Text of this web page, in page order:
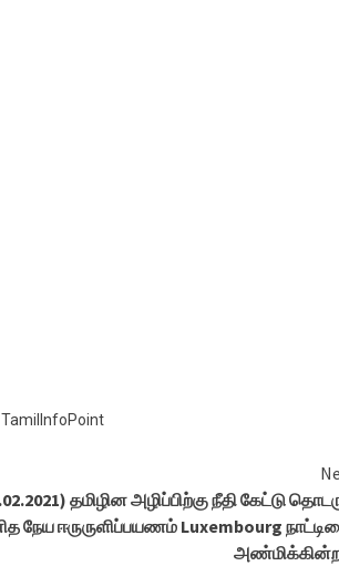
TamilInfoPoint
தமிழின அழிப்பிற்கு நீதி கேட்டு
நேய ஈருருளிப்பயணம் Luxembourg